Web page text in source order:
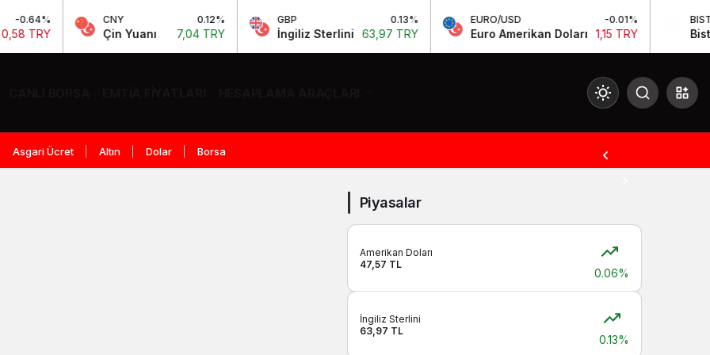
CNY 0.12%
Çin Yuanı 7,04 TRY
GBP 0.13%
İngiliz Sterlini 63,97 TRY
EURO/USD -0.01%
Euro Amerikan Doları 1,15 TRY Bist 100
Mod
Gündüz modunu seçin.
Gece modunu seçin.
Asgari Ücret Altın Dolar Borsa
Piyasalar
Amerikan Doları
47,57 TL
0.06%
İngiliz Sterlini
63,97 TL
0.13%